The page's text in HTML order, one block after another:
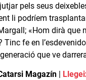
pels seus
li podríem
«Hom dirà que
Tinc fe en
que ve
Magazín|